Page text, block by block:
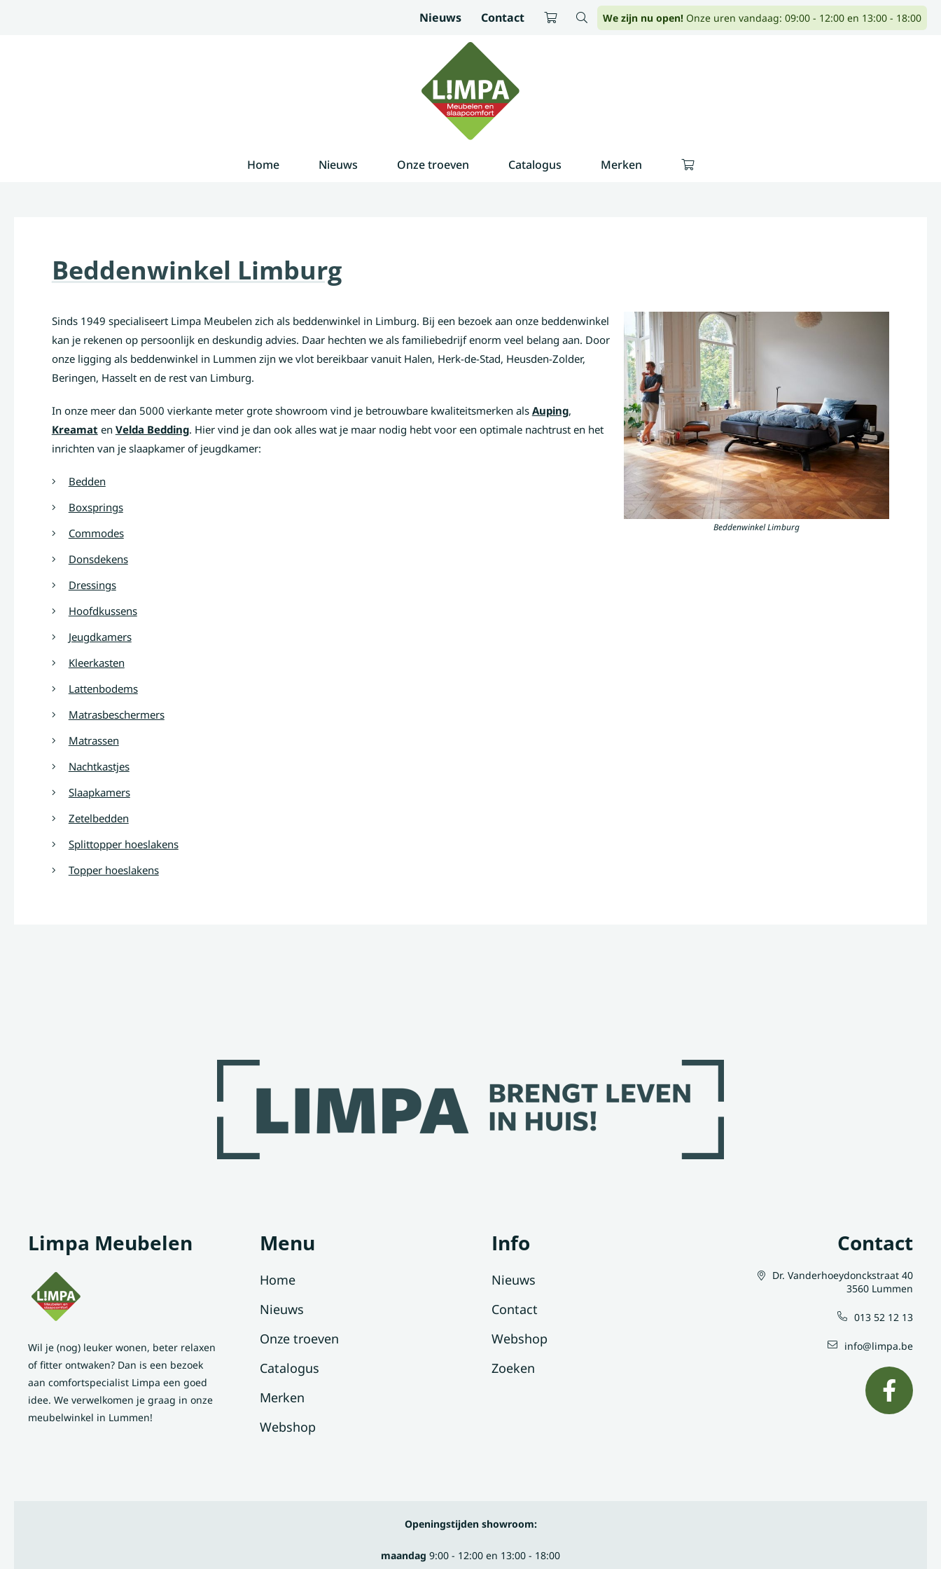
Nieuws Contact We zijn nu open! Onze uren vandaag: 09:00 - 12:00 en 13:00 - 18:00
Home Nieuws Onze troeven Catalogus Merken
Beddenwinkel Limburg
Beddenwinkel Limburg
Sinds 1949 specialiseert Limpa Meubelen zich als beddenwinkel in Limburg. Bij een bezoek aan onze beddenwinkel
kan je rekenen op persoonlijk en deskundig advies. Daar hechten we als familiebedrijf enorm veel belang aan. Door
onze ligging als beddenwinkel in Lummen zijn we vlot bereikbaar vanuit Halen, Herk-de-Stad, Heusden-Zolder,
Beringen, Hasselt en de rest van Limburg.
In onze meer dan 5000 vierkante meter grote showroom vind je betrouwbare kwaliteitsmerken als Auping,
Kreamat en Velda Bedding. Hier vind je dan ook alles wat je maar nodig hebt voor een optimale nachtrust en het
inrichten van je slaapkamer of jeugdkamer:
Bedden
Boxsprings
Commodes
Donsdekens
Dressings
Hoofdkussens
Jeugdkamers
Kleerkasten
Lattenbodems
Matrasbeschermers
Matrassen
Nachtkastjes
Slaapkamers
Zetelbedden
Splittopper hoeslakens
Topper hoeslakens
Limpa Meubelen
Wil je (nog) leuker wonen, beter relaxen
of fitter ontwaken? Dan is een bezoek
aan comfortspecialist Limpa een goed
idee. We verwelkomen je graag in onze
meubelwinkel in Lummen!
Menu
Home
Nieuws
Onze troeven
Catalogus
Merken
Webshop
Info
Nieuws
Contact
Webshop
Zoeken
Contact
Dr. Vanderhoeydonckstraat 40
3560 Lummen
013 52 12 13
info@limpa.be
Openingstijden showroom:
maandag 9:00 - 12:00 en 13:00 - 18:00